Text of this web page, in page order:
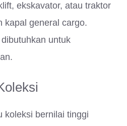
ekskavator, atau traktor
kapal general cargo.
untuk
koleksi bernilai tinggi